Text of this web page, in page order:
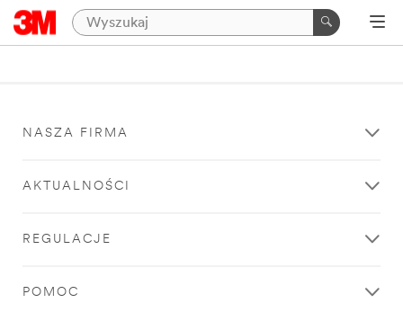
NASZA FIRMA
AKTUALNOŚCI
REGULACJE
POMOC